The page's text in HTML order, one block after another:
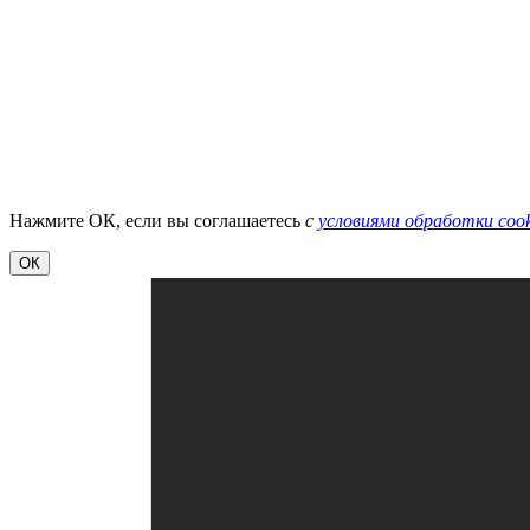
Нажмите ОК, если вы соглашаетесь с условиями обработки
ОК